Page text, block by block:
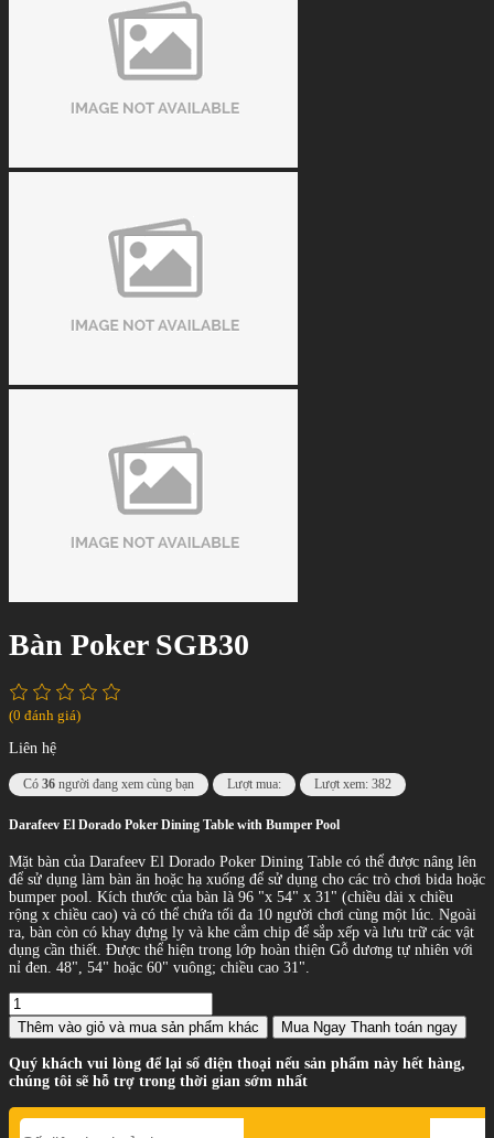
Bàn Poker SGB30
(0 đánh giá)
Liên hệ
Có 36 người đang xem cùng bạn Lượt mua: Lượt xem: 382
Darafeev El Dorado Poker Dining Table with Bumper Pool
Mặt bàn của Darafeev El Dorado Poker Dining Table có thể được nâng lên
để sử dụng làm bàn ăn hoặc hạ xuống để sử dụng cho các trò chơi bida hoặc
bumper pool. Kích thước của bàn là 96 "x 54" x 31" (chiều dài x chiều
rộng x chiều cao) và có thể chứa tối đa 10 người chơi cùng một lúc. Ngoài
ra, bàn còn có khay đựng ly và khe cắm chip để sắp xếp và lưu trữ các vật
dụng cần thiết. Được thể hiện trong lớp hoàn thiện Gỗ dương tự nhiên với
nỉ đen. 48", 54" hoặc 60" vuông; chiều cao 31".
Thêm vào giỏ và mua sản phẩm khác Mua Ngay Thanh toán ngay
Quý khách vui lòng để lại số điện thoại nếu sản phẩm này hết hàng,
chúng tôi sẽ hỗ trợ trong thời gian sớm nhất